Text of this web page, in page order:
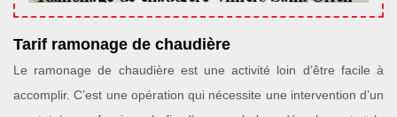
Tarif ramonage de chaudière
Le ramonage de chaudière est une activité loin d’être facile à
accomplir. C’est une opération qui nécessite une intervention d’un